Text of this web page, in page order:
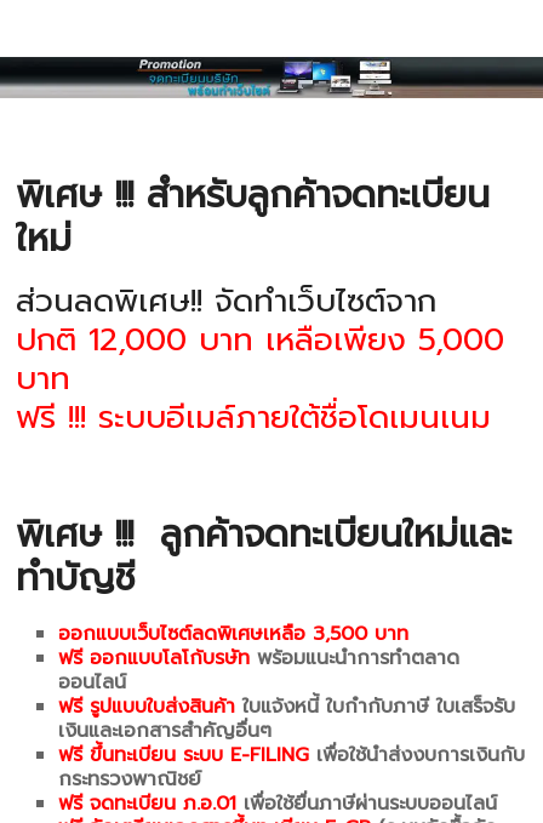
พิเศษ !!! สำหรับลูกค้าจดทะเบียน
ใหม่
ส่วนลดพิเศษ!! จัดทำเว็บไซต์จาก
ปกติ 12,000 บาท เหลือเพียง 5,000
บาท
ฟรี !!! ระบบอีเมล์ภายใต้ชื่อโดเมนเนม
พิเศษ !!! ลูกค้าจดทะเบียนใหม่และ
ทำบัญชี
ออกแบบเว็บไซต์ลดพิเศษเหลือ 3,500 บาท
ฟรี ออกแบบโลโก้บรษัทพร้อมแนะนำการทำตลาด
ออนไลน์
ฟรี รูปแบบใบส่งสินค้า ใบแจ้งหนี้ ใบกำกับภาษี ใบเสร็จรับ
เงินและเอกสารสำคัญอื่นๆ
ฟรี ขึ้นทะเบียน ระบบ E-FILING เพื่อใช้นำส่งงบการเงินกับ
กระทรวงพาณิชย์
ฟรี จดทะเบียน ภ.อ.01 เพื่อใช้ยื่นภาษีผ่านระบบออนไลน์